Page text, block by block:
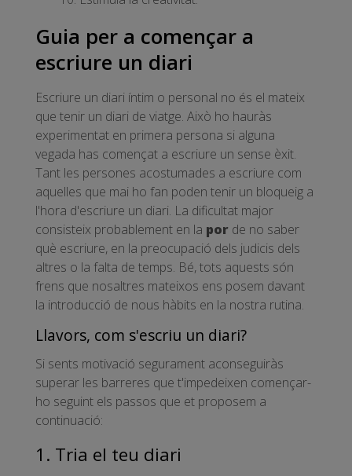
Guia per a començar a
escriure un diari
Escriure un diari íntim o personal no és el mateix
que tenir un diari de viatge. Això ho hauràs
experimentat en primera persona si alguna
vegada has començat a escriure un sense èxit.
Tant les persones acostumades a escriure com
aquelles que mai ho fan poden tenir un bloqueig a
l'hora d'escriure un diari. La dificultat major
consisteix probablement en la por de no saber
què escriure, en la preocupació dels judicis dels
altres o la falta de temps. Bé, tots aquests són
frens que nosaltres mateixos ens posem davant
la introducció de nous hàbits en la nostra rutina.
Llavors, com s'escriu un diari?
Si sents motivació segurament aconseguiràs
superar les barreres que t'impedeixen començar-
ho seguint els passos que et proposem a
continuació:
1. Tria el teu diari